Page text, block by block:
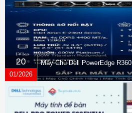
20
01/2026
Máy Chủ Dell PowerEdge R360